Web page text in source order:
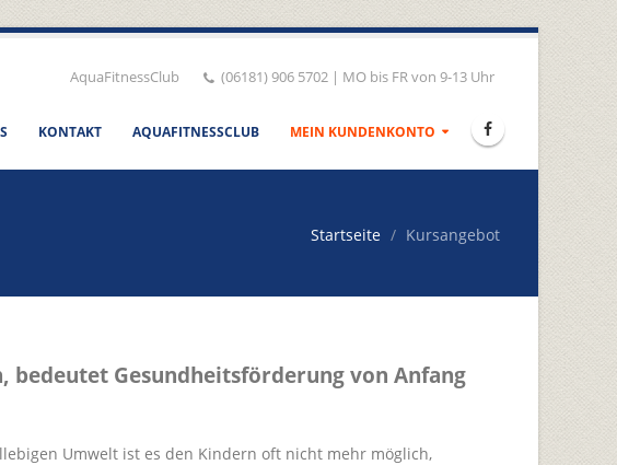
AquaFitnessClub (06181) 906 5702 | MO bis FR von 9-13 Uhr
KONTAKT AQUAFITNESSCLUB MEIN KUNDENKONTO
Startseite Kursangebot
bedeutet Gesundheitsförderung von Anfang
Umwelt ist es den Kindern oft nicht mehr möglich,